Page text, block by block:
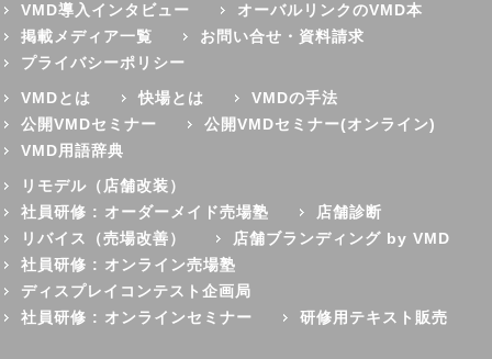
VMD導入インタビュー
オーバルリンクのVMD本
掲載メディア一覧
お問い合せ・資料請求
プライバシーポリシー
VMDとは
快場とは
VMDの手法
公開VMDセミナー
公開VMDセミナー(オンライン)
VMD用語辞典
リモデル（店舗改装）
社員研修 : オーダーメイド売場塾
店舗診断
リバイス（売場改善）
店舗ブランディング by VMD
社員研修 : オンライン売場塾
ディスプレイコンテスト企画局
社員研修 : オンラインセミナー
研修用テキスト販売